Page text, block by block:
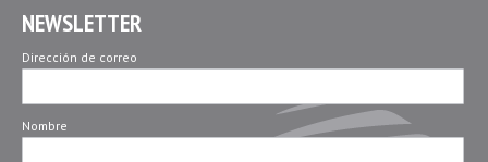
NEWSLETTER
Dirección de correo
Nombre